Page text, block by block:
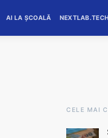
AI LA ȘCOALĂ
CELE MAI